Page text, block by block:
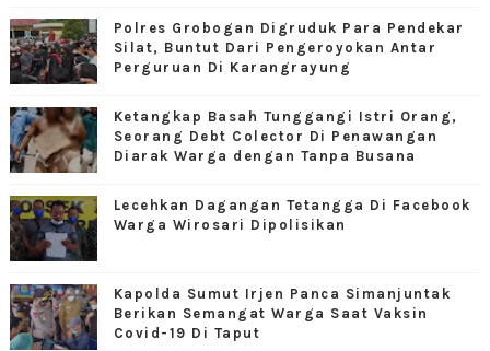
Polres Grobogan Digruduk Para Pendekar
Silat, Buntut Dari Pengeroyokan Antar
Perguruan Di Karangrayung
Ketangkap Basah Tunggangi Istri Orang,
Seorang Debt Colector Di Penawangan
Diarak Warga dengan Tanpa Busana
Lecehkan Dagangan Tetangga Di Facebook
Warga Wirosari Dipolisikan
Kapolda Sumut Irjen Panca Simanjuntak
Berikan Semangat Warga Saat Vaksin
Covid-19 Di Taput